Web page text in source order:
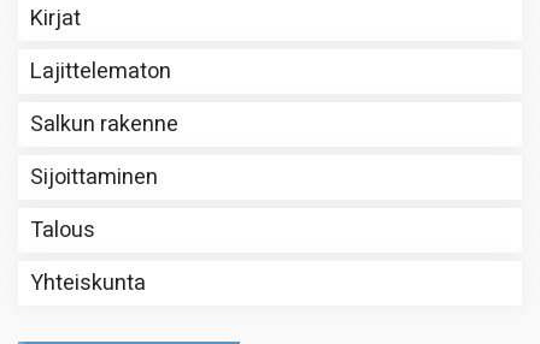
Kirjat
Lajittelematon
Salkun rakenne
Sijoittaminen
Talous
Yhteiskunta